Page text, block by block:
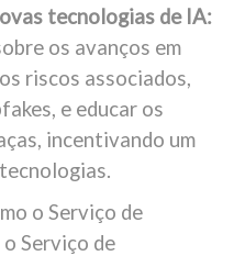
tecnologias de IA:
os avanços em
riscos associados,
e educar os
incentivando um
o Serviço de
Serviço de